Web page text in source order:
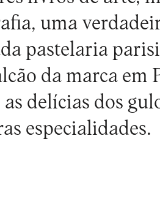
uma
pastelaria
da marca em
delícias dos
especialidades.